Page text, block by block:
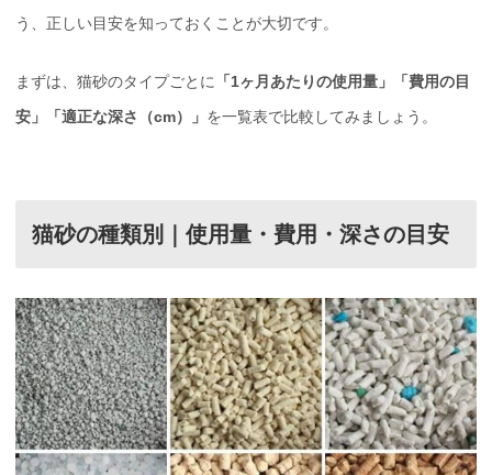
う、正しい目安を知っておくことが大切です。
まずは、猫砂のタイプごとに
「1ヶ月あたりの使用量」「費用の目
安」「適正な深さ（cm）」 を一覧表で比較してみましょう。
猫砂の種類別｜使用量・費用・深さの目安